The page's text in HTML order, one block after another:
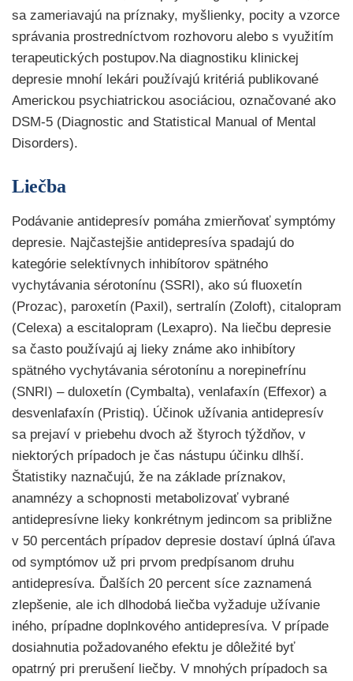
sa zameriavajú na príznaky, myšlienky, pocity a vzorce
správania prostredníctvom rozhovoru alebo s využitím
terapeutických postupov.Na diagnostiku klinickej
depresie mnohí lekári používajú kritériá publikované
Americkou psychiatrickou asociáciou, označované ako
DSM-5 (Diagnostic and Statistical Manual of Mental
Disorders).
Liečba
Podávanie antidepresív pomáha zmierňovať symptómy
depresie. Najčastejšie antidepresíva spadajú do
kategórie selektívnych inhibítorov spätného
vychytávania sérotonínu (SSRI), ako sú fluoxetín
(Prozac), paroxetín (Paxil), sertralín (Zoloft), citalopram
(Celexa) a escitalopram (Lexapro). Na liečbu depresie
sa často používajú aj lieky známe ako inhibítory
spätného vychytávania sérotonínu a norepinefrínu
(SNRI) – duloxetín (Cymbalta), venlafaxín (Effexor) a
desvenlafaxín (Pristiq). Účinok užívania antidepresív
sa prejaví v priebehu dvoch až štyroch týždňov, v
niektorých prípadoch je čas nástupu účinku dlhší.
Štatistiky naznačujú, že na základe príznakov,
anamnézy a schopnosti metabolizovať vybrané
antidepresívne lieky konkrétnym jedincom sa približne
v 50 percentách prípadov depresie dostaví úplná úľava
od symptómov už pri prvom predpísanom druhu
antidepresíva. Ďalších 20 percent síce zaznamená
zlepšenie, ale ich dlhodobá liečba vyžaduje užívanie
iného, prípadne doplnkového antidepresíva. V prípade
dosiahnutia požadovaného efektu je dôležité byť
opatrný pri prerušení liečby. V mnohých prípadoch sa